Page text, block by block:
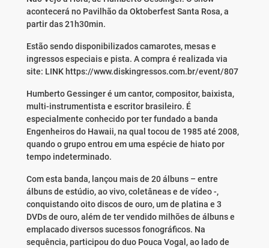
acontecerá no Pavilhão da Oktoberfest Santa Rosa, a
partir das 21h30min.
Estão sendo disponibilizados camarotes, mesas e
ingressos especiais e pista. A compra é realizada via
site: LINK https://www.diskingressos.com.br/event/807
Humberto Gessinger é um cantor, compositor, baixista,
multi-instrumentista e escritor brasileiro. É
especialmente conhecido por ter fundado a banda
Engenheiros do Hawaii, na qual tocou de 1985 até 2008,
quando o grupo entrou em uma espécie de hiato por
tempo indeterminado.
Com esta banda, lançou mais de 20 álbuns – entre
álbuns de estúdio, ao vivo, coletâneas e de vídeo -,
conquistando oito discos de ouro, um de platina e 3
DVDs de ouro, além de ter vendido milhões de álbuns e
emplacado diversos sucessos fonográficos. Na
sequência, participou do duo Pouca Vogal, ao lado de